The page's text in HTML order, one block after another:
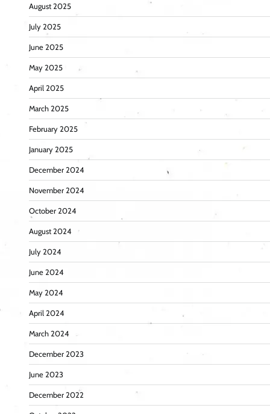
August 2025
July 2025
June 2025
May 2025
April 2025
March 2025
February 2025
January 2025
December 2024
November 2024
October 2024
August 2024
July 2024
June 2024
May 2024
April 2024
March 2024
December 2023
June 2023
December 2022